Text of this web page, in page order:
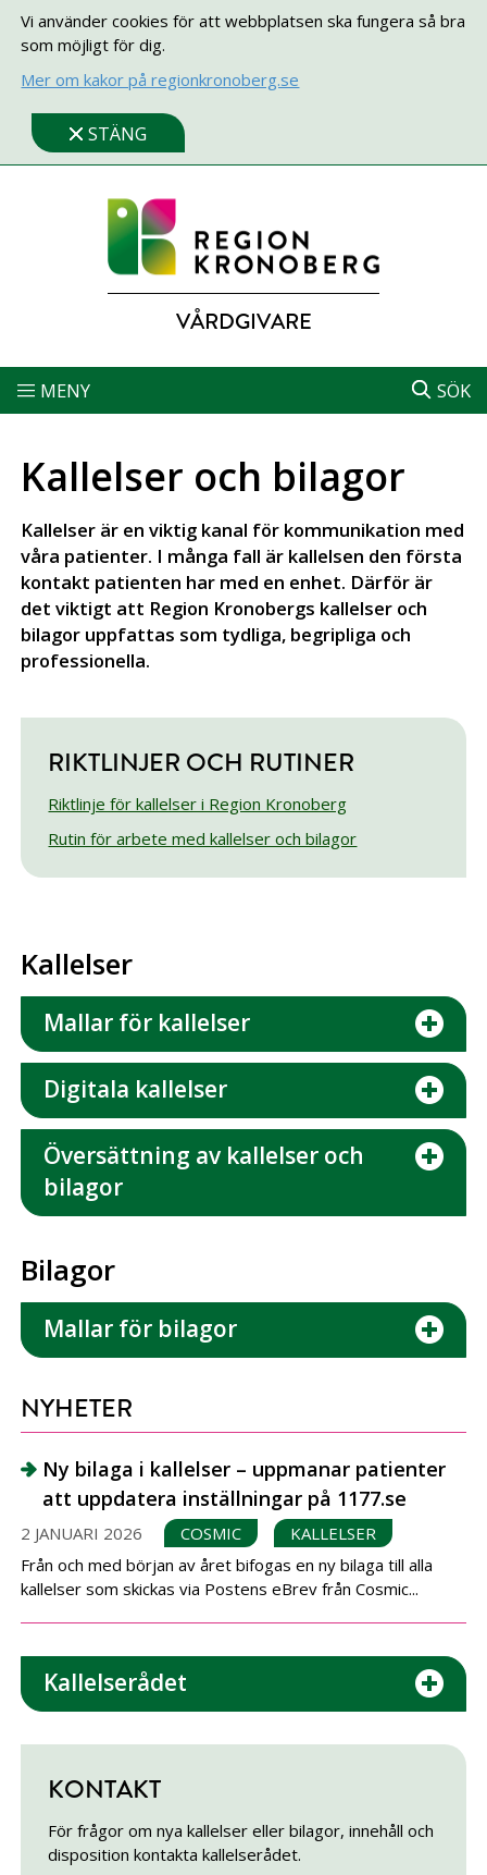
Vi använder cookies för att webbplatsen ska fungera så bra
som möjligt för dig.
Mer om kakor på regionkronoberg.se
STÄNG
VÅRDGIVARE
MENY SÖK
Kallelser och bilagor
Kallelser är en viktig kanal för kommunikation med
våra patienter. I många fall är kallelsen den första
kontakt patienten har med en enhet. Därför är
det viktigt att Region Kronobergs kallelser och
bilagor uppfattas som tydliga, begripliga och
professionella.
RIKTLINJER OCH RUTINER
Riktlinje för kallelser i Region Kronoberg
Rutin för arbete med kallelser och bilagor
Kallelser
Mallar för kallelser
Digitala kallelser
Översättning av kallelser och
bilagor
Bilagor
Mallar för bilagor
NYHETER
Ny bilaga i kallelser – uppmanar patienter
att uppdatera inställningar på 1177.se
2 JANUARI 2026 COSMIC
KALLELSER
Från och med början av året bifogas en ny bilaga till alla
kallelser som skickas via Postens eBrev från Cosmic...
Kallelserådet
KONTAKT
För frågor om nya kallelser eller bilagor, innehåll och
disposition kontakta kallelserådet.